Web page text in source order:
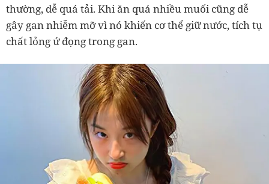
thường, dễ quá tải. Khi ăn quá nhiều muối cũng dễ
gây gan nhiễm mỡ vì nó khiến cơ thể giữ nước, tích tụ
chất lỏng ứ đọng trong gan.